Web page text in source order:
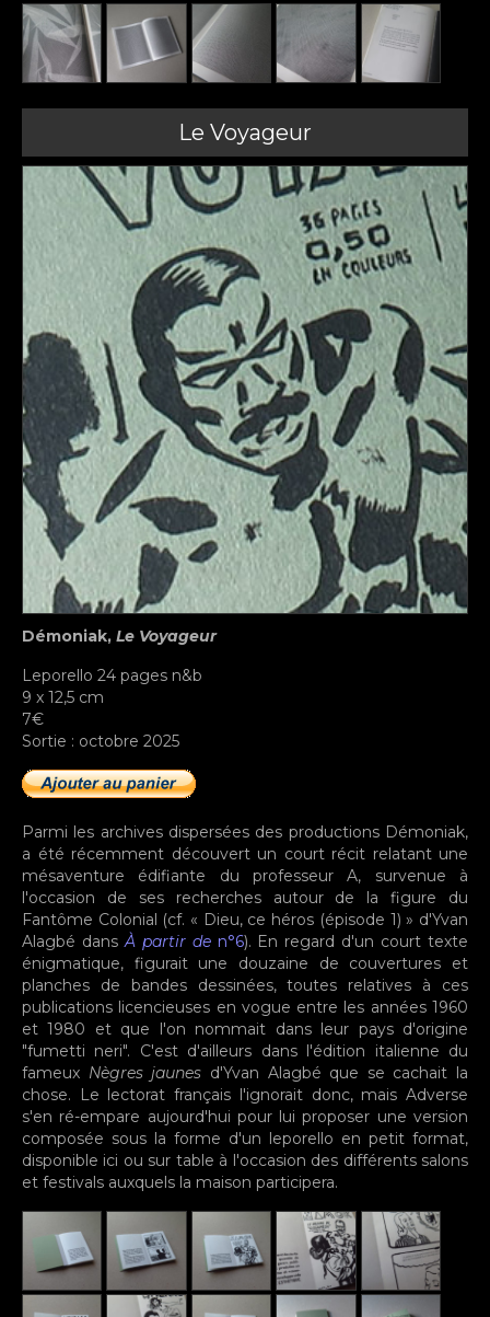
Le Voyageur
Démoniak, Le Voyageur
Leporello 24 pages n&b
9 x 12,5 cm
7€
Sortie : octobre 2025
Parmi les archives dispersées des productions Démoniak,
a été récemment découvert un court récit relatant une
mésaventure édifiante du professeur A, survenue à
l'occasion de ses recherches autour de la figure du
Fantôme Colonial (cf. ‭« Dieu, ce héros (épisode 1) » d'Yvan
Alagbé dansÀ partir den°6). En regard d'un court texte
énigmatique, figurait une douzaine de couvertures et
planches de bandes dessinées, toutes relatives à ces
publications licencieuses en vogue entre les années 1960
et 1980 et que l'on nommait dans leur pays d'origine
"fumetti neri". C'est d'ailleurs dans l'édition italienne du
fameux Nègres jaunes d'Yvan Alagbé que se cachait la
chose. Le lectorat français l'ignorait donc, mais Adverse
s'en ré-empare aujourd'hui pour lui proposer une version
composée sous la forme d'un leporello en petit format,
disponible ici ou sur table à l'occasion des différents salons
et festivals auxquels la maison participera.